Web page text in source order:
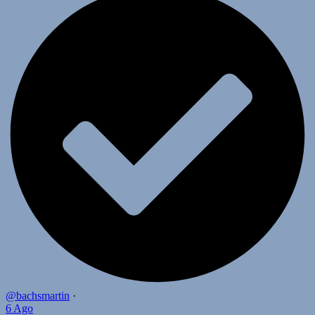
@bachsmartin ·
6 Ago